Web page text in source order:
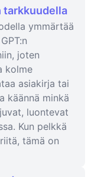
tarkkuudella
ymmärtää
joten
kolme
asiakirja tai
käännä minkä
luontevat
Kun pelkkä
tämä on